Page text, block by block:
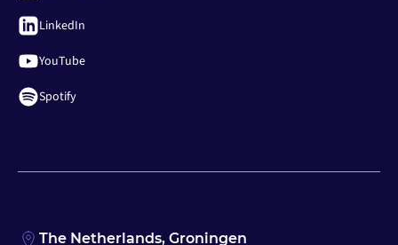
LinkedIn
YouTube
Spotify
The Netherlands, Groningen